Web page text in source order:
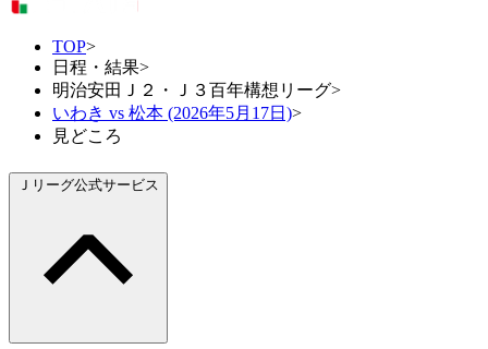
TOP>
日程・結果>
明治安田Ｊ２・Ｊ３百年構想リーグ>
いわき vs 松本 (2026年5月17日)>
見どころ
Ｊリーグ公式サービス